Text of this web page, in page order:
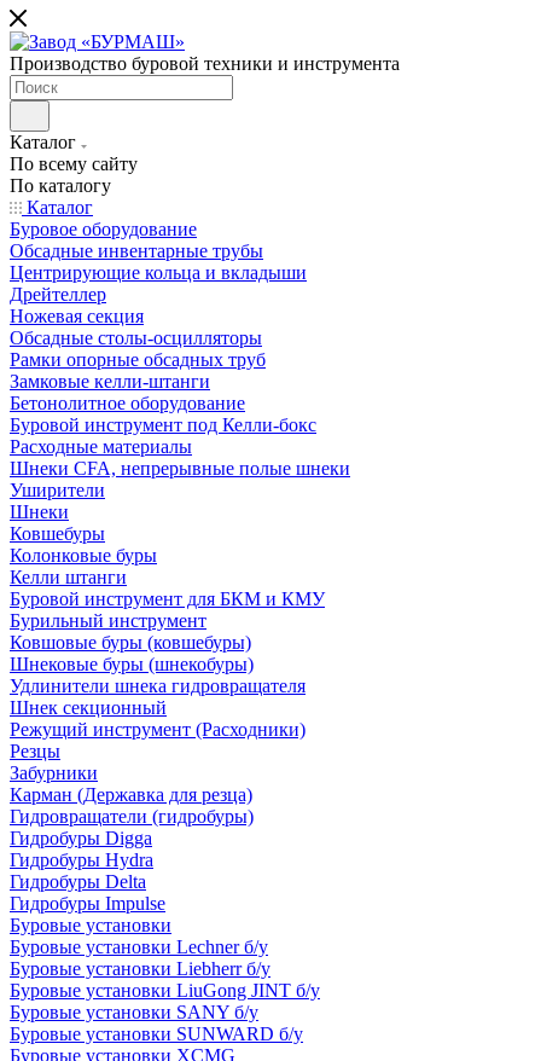
Производство буровой техники и инструмента
Каталог
По всему сайту
По каталогу
Каталог
Буровое оборудование
Обсадные инвентарные трубы
Центрирующие кольца и вкладыши
Дрейтеллер
Ножевая секция
Обсадные столы-осцилляторы
Рамки опорные обсадных труб
Замковые келли-штанги
Бетонолитное оборудование
Буровой инструмент под Келли-бокс
Расходные материалы
Шнеки CFA, непрерывные полые шнеки
Уширители
Шнеки
Ковшебуры
Колонковые буры
Келли штанги
Буровой инструмент для БКМ и КМУ
Бурильный инструмент
Ковшовые буры (ковшебуры)
Шнековые буры (шнекобуры)
Удлинители шнека гидровращателя
Шнек секционный
Режущий инструмент (Расходники)
Резцы
Забурники
Карман (Державка для резца)
Гидровращатели (гидробуры)
Гидробуры Digga
Гидробуры Hydra
Гидробуры Delta
Гидробуры Impulse
Буровые установки
Буровые установки Lechner б/у
Буровые установки Liebherr б/у
Буровые установки LiuGong JINT б/у
Буровые установки SANY б/у
Буровые установки SUNWARD б/у
Буровые установки XCMG